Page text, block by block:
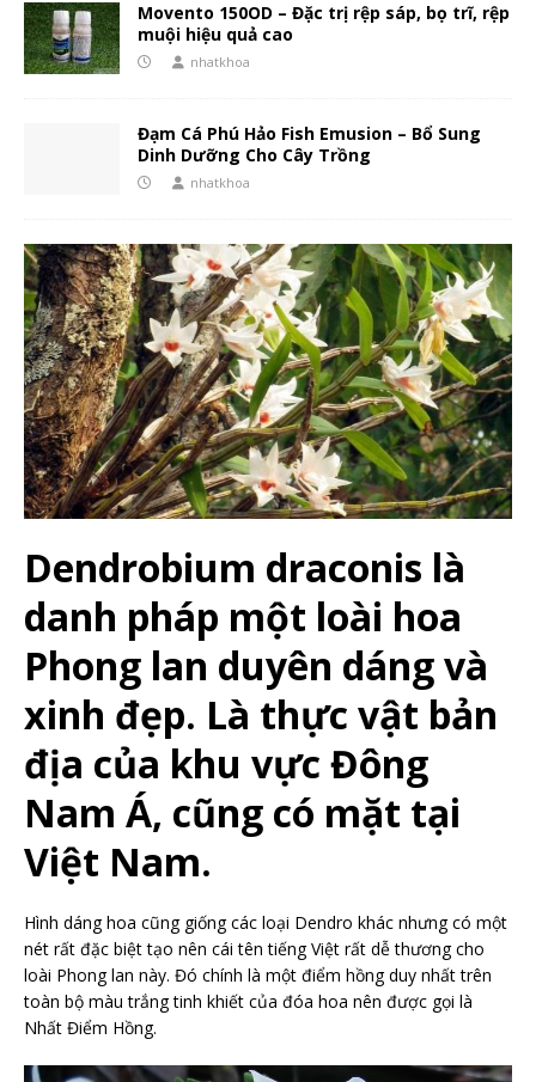
Movento 150OD – Đặc trị rệp sáp, bọ trĩ, rệp
muội hiệu quả cao
nhatkhoa
Đạm Cá Phú Hảo Fish Emusion – Bổ Sung
Dinh Dưỡng Cho Cây Trồng
nhatkhoa
Dendrobium draconis là
danh pháp một loài hoa
Phong lan duyên dáng và
xinh đẹp. Là thực vật bản
địa của khu vực Đông
Nam Á, cũng có mặt tại
Việt Nam.
Hình dáng hoa cũng giống các loại Dendro khác nhưng có một
nét rất đặc biệt tạo nên cái tên tiếng Việt rất dễ thương cho
loài Phong lan này. Đó chính là một điểm hồng duy nhất trên
toàn bộ màu trắng tinh khiết của đóa hoa nên được gọi là
Nhất Điểm Hồng.